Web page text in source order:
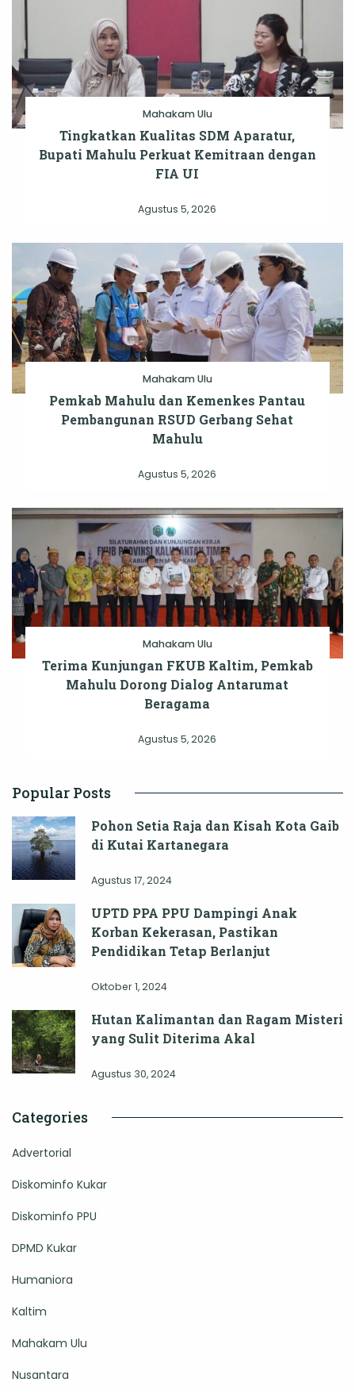
Mahakam Ulu
Tingkatkan Kualitas SDM Aparatur,
Bupati Mahulu Perkuat Kemitraan dengan
FIA UI
Agustus 5, 2026
Mahakam Ulu
Pemkab Mahulu dan Kemenkes Pantau
Pembangunan RSUD Gerbang Sehat
Mahulu
Agustus 5, 2026
Mahakam Ulu
Terima Kunjungan FKUB Kaltim, Pemkab
Mahulu Dorong Dialog Antarumat
Beragama
Agustus 5, 2026
Popular Posts
Pohon Setia Raja dan Kisah Kota Gaib
di Kutai Kartanegara
Agustus 17, 2024
UPTD PPA PPU Dampingi Anak
Korban Kekerasan, Pastikan
Pendidikan Tetap Berlanjut
Oktober 1, 2024
Hutan Kalimantan dan Ragam Misteri
yang Sulit Diterima Akal
Agustus 30, 2024
Categories
Advertorial
Diskominfo Kukar
Diskominfo PPU
DPMD Kukar
Humaniora
Kaltim
Mahakam Ulu
Nusantara